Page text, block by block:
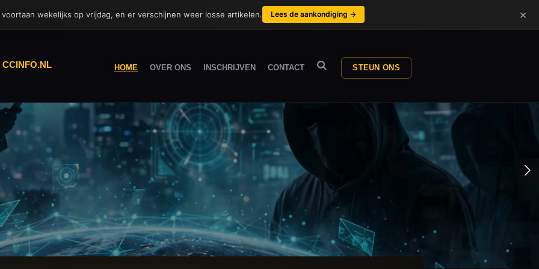
CCINFO.NL HOME OVER ONS INSCHRIJVEN CONTACT STEUN ONS
wekelijks op vrijdag, en er verschijnen weer losse artikelen. Lees de aankondiging → ×